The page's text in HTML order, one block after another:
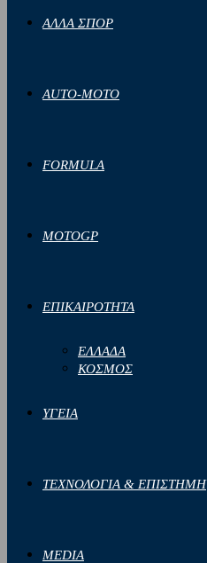
ΑΛΛΑ ΣΠΟΡ
AUTO-MOTO
FORMULA
MOTOGP
ΕΠΙΚΑΙΡΟΤΗΤΑ
ΕΛΛΑΔΑ
ΚΟΣΜΟΣ
ΥΓΕΙΑ
ΤΕΧΝΟΛΟΓΙΑ & ΕΠΙΣΤΗΜΗ
MEDIA